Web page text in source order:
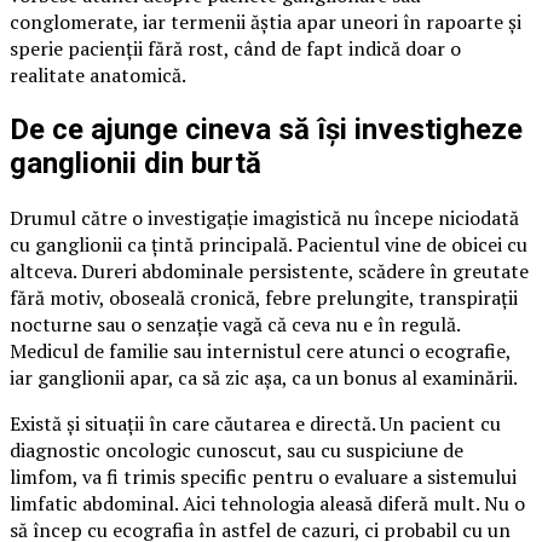
conglomerate, iar termenii ăștia apar uneori în rapoarte și
sperie pacienții fără rost, când de fapt indică doar o
realitate anatomică.
De ce ajunge cineva să își investigheze
ganglionii din burtă
Drumul către o investigație imagistică nu începe niciodată
cu ganglionii ca țintă principală. Pacientul vine de obicei cu
altceva. Dureri abdominale persistente, scădere în greutate
fără motiv, oboseală cronică, febre prelungite, transpirații
nocturne sau o senzație vagă că ceva nu e în regulă.
Medicul de familie sau internistul cere atunci o ecografie,
iar ganglionii apar, ca să zic așa, ca un bonus al examinării.
Există și situații în care căutarea e directă. Un pacient cu
diagnostic oncologic cunoscut, sau cu suspiciune de
limfom, va fi trimis specific pentru o evaluare a sistemului
limfatic abdominal. Aici tehnologia aleasă diferă mult. Nu o
să încep cu ecografia în astfel de cazuri, ci probabil cu un